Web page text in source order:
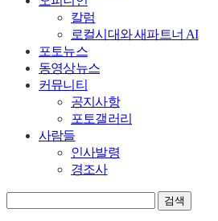
칼럼
로컬시대와 새파트너 AI
포토뉴스
동영상뉴스
커뮤니티
공지사항
포토갤러리
사람들
인사발령
경조사
검색